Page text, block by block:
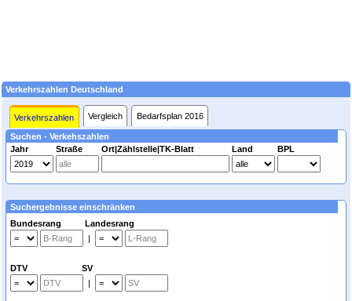
Verkehrszahlen Deutschland
Verkehrszahlen Vergleich Bedarfsplan 2016
Suchen - Verkehszahlen
Jahr
Straße Ort|Zählstelle|TK-Blatt Land BPL
Suchergebnisse einschränken
Bundesrang Landesrang
|
DTV SV
|